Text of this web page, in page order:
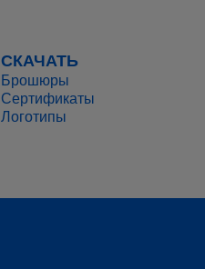
СКАЧАТЬ
Брошюры
Сертификаты
Логотипы